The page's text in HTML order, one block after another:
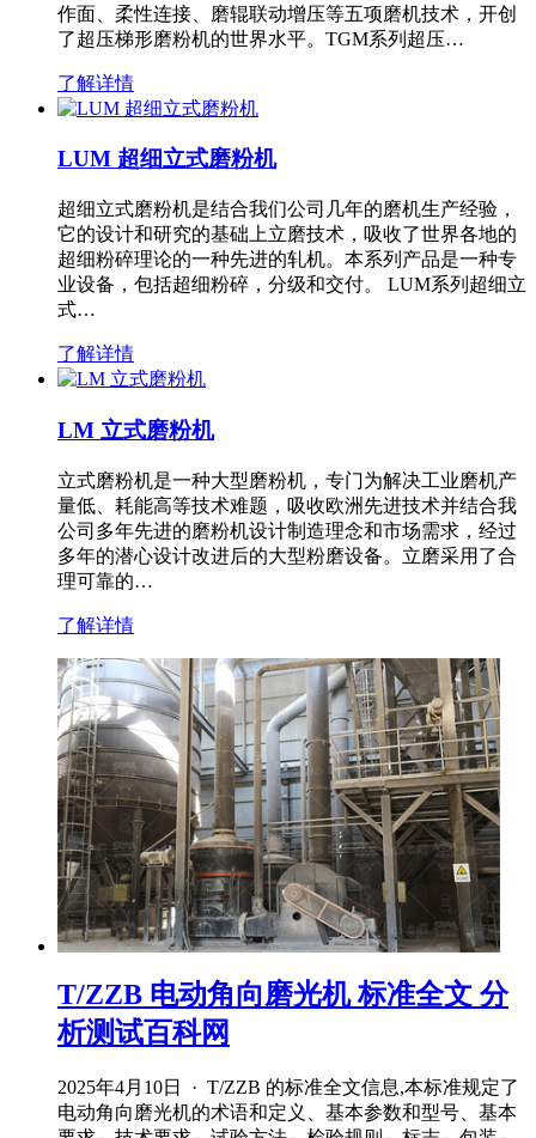
作面、柔性连接、磨辊联动增压等五项磨机技术，开创
了超压梯形磨粉机的世界水平。TGM系列超压…
了解详情
LUM 超细立式磨粉机
超细立式磨粉机是结合我们公司几年的磨机生产经验，
它的设计和研究的基础上立磨技术，吸收了世界各地的
超细粉碎理论的一种先进的轧机。本系列产品是一种专
业设备，包括超细粉碎，分级和交付。 LUM系列超细立
式…
了解详情
LM 立式磨粉机
立式磨粉机是一种大型磨粉机，专门为解决工业磨机产
量低、耗能高等技术难题，吸收欧洲先进技术并结合我
公司多年先进的磨粉机设计制造理念和市场需求，经过
多年的潜心设计改进后的大型粉磨设备。立磨采用了合
理可靠的…
了解详情
T/ZZB 电动角向磨光机 标准全文 分
析测试百科网
2025年4月10日 · T/ZZB 的标准全文信息,本标准规定了
电动角向磨光机的术语和定义、基本参数和型号、基本